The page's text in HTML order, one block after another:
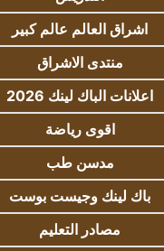
اشراق العالم عالم كبير
منتدى الاشراق
اعلانات الباك لينك 2026
اقوى رياضة
مدسن طب
باك لينك وجيست بوست
مصادر التعليم